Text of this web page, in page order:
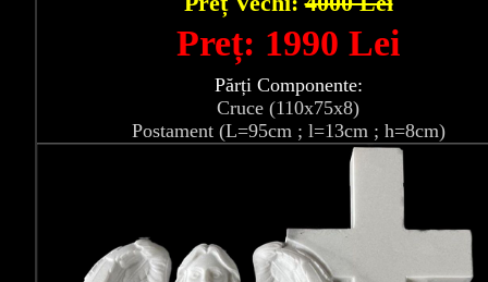
Preț: 1990 Lei
Părți Componente:
Cruce (110x75x8)
Postament (L=95cm ; l=13cm ; h=8cm)